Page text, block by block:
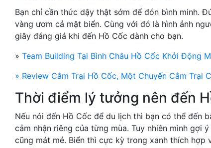
Bạn chỉ cần thức dậy thật sớm để đón bình minh.
vàng ươm cả mặt biển. Cùng với đó là hình ảnh
giây đáng giá khi đến Hồ Cốc dành cho bạn.
» Team Building Tại Bình Châu Hồ Cốc Khởi Động
» Review Cắm Trại Hồ Cốc, Một Chuyến Cắm Trại
Thời điểm lý tưởng nên đến
Nếu nói đến Hồ Cốc để du lịch thì bạn có thể đến
cảm nhận riêng của từng mùa. Tuy nhiên mình gợi
cũng mát mẻ. Biển thì cực kỳ trong xanh thích